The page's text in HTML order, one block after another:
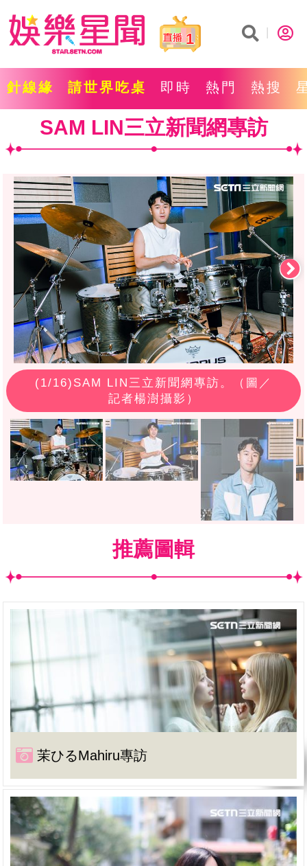
1
針線緣 請世界吃桌 即時 熱門 熱搜
SAM LIN三立新聞網專訪
(1/16)SAM LIN三立新聞網專訪。（圖／
記者楊澍攝影）
推薦圖輯
茉ひるMahiru專訪